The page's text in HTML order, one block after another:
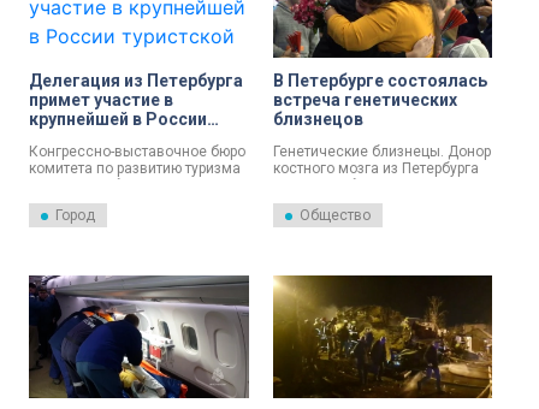
Делегация из Петербурга
примет участие в
крупнейшей в России
Байкале
Конгрессно-выставочное бюро
комитета по развитию туризма
Санкт-Петербурга представит
город на Неве на
международной туристской
Город
В Петербурге состоялась
встреча генетических
близнецов
Генетические близнецы. Донор
костного мозга из Петербурга
Даша Зарубина из Северной
столицы впервые встретилась
со спасенным реципиентом
Общество